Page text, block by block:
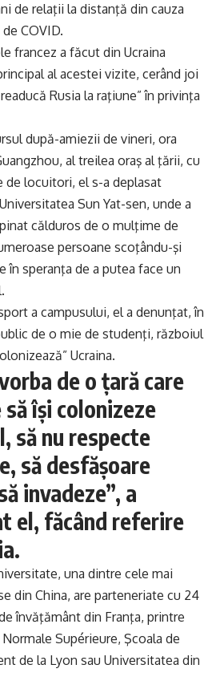
de relaţii la distanţă din cauza
COVID.
francez a făcut din Ucraina
al acestei vizite, cerând joi
Rusia la raţiune” în privinţa
după-amiezii de vineri, ora
al treilea oraş al ţării, cu
de locuitori, el s-a deplasat
Sun Yat-sen, unde a
călduros de o mulţime de
persoane scoţându-şi
în speranţa de a putea face un
a campusului, el a denunţat, în
de o mie de studenţi, războiul
Ucraina.
de o ţară care
să îşi colonizeze
să nu respecte
să desfăşoare
invadeze”, a
el, făcând referire
una dintre cele mai
din China, are parteneriate cu 24
învăţământ din Franţa, printre
Supérieure, Şcoala de
de la Lyon sau Universitatea din